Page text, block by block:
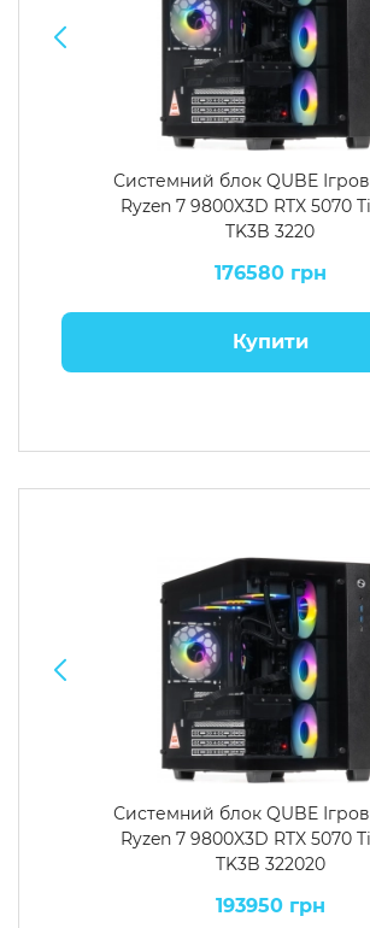
Системний блок QUBE
Ryzen 7 9800X3D RTX 5070
TK3B 3220
176580 грн
Купити
Системний блок QUBE
Ryzen 7 9800X3D RTX 5070
TK3B 322020
193950 грн